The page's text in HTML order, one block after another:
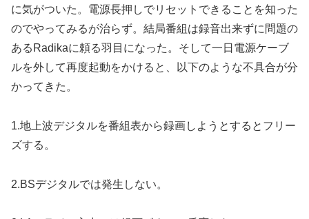
に気がついた。電源長押しでリセットできることを知った
のでやってみるが治らず。結局番組は録音出来ずに問題の
あるRadikaに頼る羽目になった。そして一日電源ケーブ
ルを外して再度起動をかけると、以下のような不具合が分
かってきた。
1.地上波デジタルを番組表から録画しようとするとフリー
ズする。
2.BSデジタルでは発生しない。